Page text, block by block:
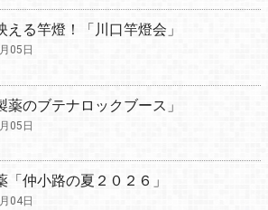
える竿燈！「川口竿燈会」
05日
薬のブテナロックブース」
05日
「仲小路の夏２０２６」
04日